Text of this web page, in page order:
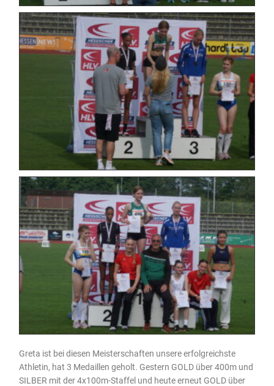
Greta ist bei diesen Meisterschaften unsere erfolgreichste
Athletin, hat 3 Medaillen geholt. Gestern GOLD über 400m und
SILBER mit der 4x100m-Staffel und heute erneut GOLD über